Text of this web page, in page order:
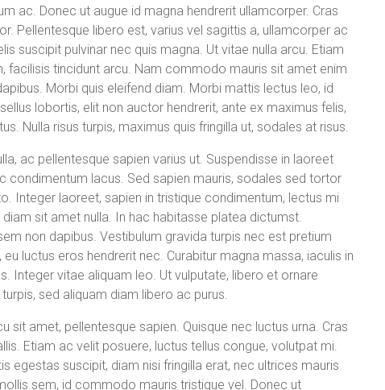
ac. Donec ut augue id magna hendrerit ullamcorper. Cras
Pellentesque libero est, varius vel sagittis a, ullamcorper ac
suscipit pulvinar nec quis magna. Ut vitae nulla arcu. Etiam
facilisis tincidunt arcu. Nam commodo mauris sit amet enim
Morbi quis eleifend diam. Morbi mattis lectus leo, id
lobortis, elit non auctor hendrerit, ante ex maximus felis,
Nulla risus turpis, maximus quis fringilla ut, sodales at risus.
ac pellentesque sapien varius ut. Suspendisse in laoreet
condimentum lacus. Sed sapien mauris, sodales sed tortor
Integer laoreet, sapien in tristique condimentum, lectus mi
sit amet nulla. In hac habitasse platea dictumst.
non dapibus. Vestibulum gravida turpis nec est pretium
luctus eros hendrerit nec. Curabitur magna massa, iaculis in
Integer vitae aliquam leo. Ut vulputate, libero et ornare
sed aliquam diam libero ac purus.
sit amet, pellentesque sapien. Quisque nec luctus urna. Cras
Etiam ac velit posuere, luctus tellus congue, volutpat mi.
egestas suscipit, diam nisi fringilla erat, nec ultrices mauris
sem, id commodo mauris tristique vel. Donec ut